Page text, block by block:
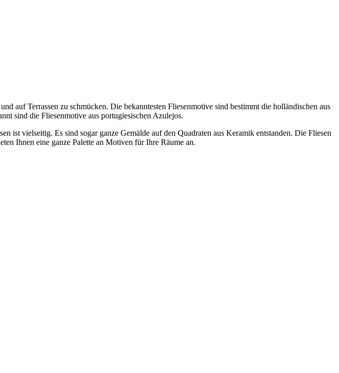
auf Terrassen zu schmücken. Die bekanntesten Fliesenmotive sind bestimmt die holländischen aus
sind die Fliesenmotive aus portugiesischen Azulejos.
ist vielseitig. Es sind sogar ganze Gemälde auf den Quadraten aus Keramik entstanden. Die Fliesen
Ihnen eine ganze Palette an Motiven für Ihre Räume an.